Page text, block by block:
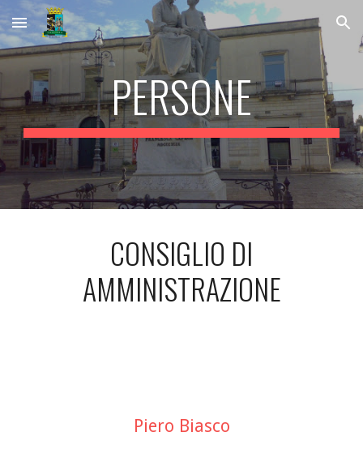
Skip to main content Skip to navigation
PERSONE
CONSIGLIO DI
AMMINISTRAZIONE
Piero Biasco